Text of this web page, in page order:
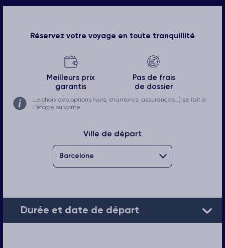
Réservez votre voyage en toute tranquillité
Meilleurs prix
garantis
Pas de frais
de dossier
Le choix des options (vols, chambres, assurances...) se fait à
l'étape suivante.
Ville de départ
Durée et date de départ